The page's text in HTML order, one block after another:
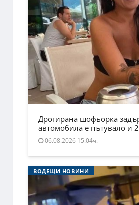
Дрогирана шофьорка
автомобила е пътувало и
06.08.2026 15:04ч.
ВОДЕЩИ НОВИНИ